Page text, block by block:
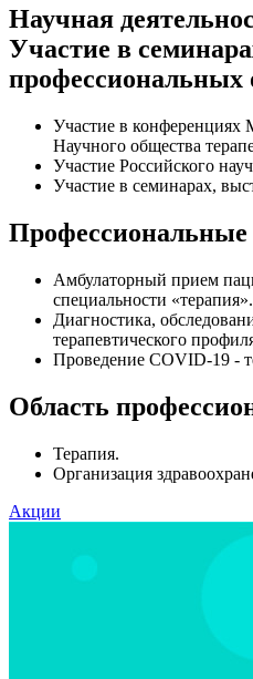
Научная
Участие в
профессиональных
Участие в конференциях
Научного общества
Участие Российского
Участие в семинарах,
Амбулаторный прием
специальности «терапия».
Диагностика,
терапевтического
Проведение COVID-19 -
Область
Терапия.
Организация
Акции